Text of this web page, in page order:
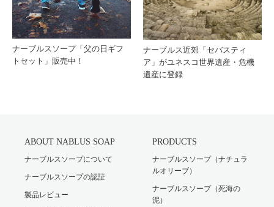
ナーブルスソープ「父の日ギフ
トセット」販売中！
ナーブルス近郊「セバスティ
ア」がユネスコ世界遺産・危機
遺産に登録
ABOUT NABLUS SOAP
ナーブルスソープについて
ナーブルスソープの認証
製品レビュー
PRODUCTS
ナーブルスソープ（ナチュラ
ルオリーブ）
ナーブルスソープ（死海の
泥）